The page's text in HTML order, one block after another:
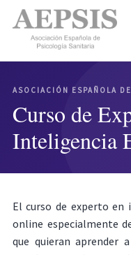
ASOCIACIÓN ESPAÑOLA
Curso de
Inteligencia
El curso de experto en
online especialmente
que quieran aprender